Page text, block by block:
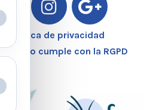
– Política de privacidad
cumple con la RGPD